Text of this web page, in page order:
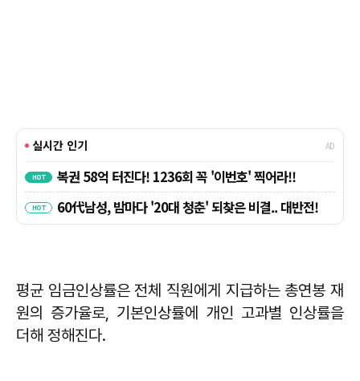
평균 임금인상률은 전체 직원에게 지급하는 총연봉 재
원의 증가율로, 기본인상률에 개인 고과별 인상률을
더해 정해진다.